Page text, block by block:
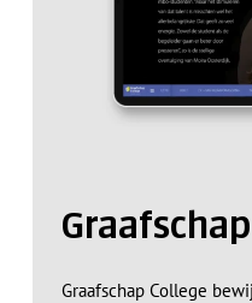
Geen
Graafschap College